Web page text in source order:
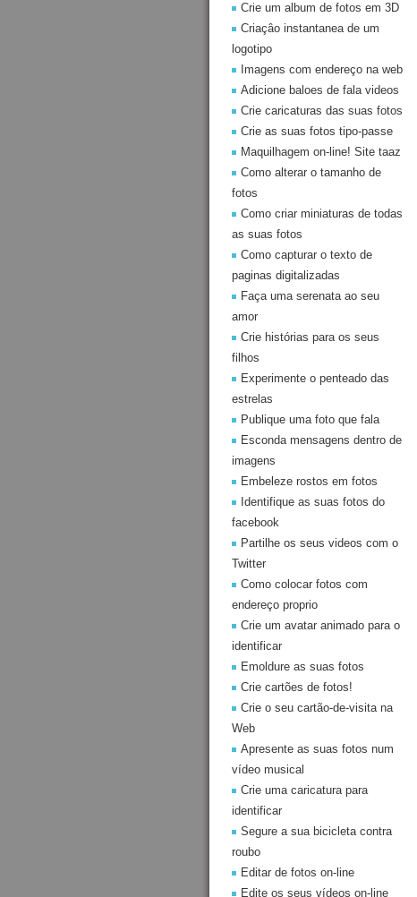
Crie um album de fotos em 3D
Criaçâo instantanea de um
logotipo
Imagens com endereço na web
Adicione baloes de fala videos
Crie caricaturas das suas fotos
Crie as suas fotos tipo-passe
Maquilhagem on-line! Site taaz
Como alterar o tamanho de
fotos
Como criar miniaturas de todas
as suas fotos
Como capturar o texto de
paginas digitalizadas
Faça uma serenata ao seu
amor
Crie histórias para os seus
filhos
Experimente o penteado das
estrelas
Publique uma foto que fala
Esconda mensagens dentro de
imagens
Embeleze rostos em fotos
Identifique as suas fotos do
facebook
Partilhe os seus videos com o
Twitter
Como colocar fotos com
endereço proprio
Crie um avatar animado para o
identificar
Emoldure as suas fotos
Crie cartões de fotos!
Crie o seu cartão-de-visita na
Web
Apresente as suas fotos num
vídeo musical
Crie uma caricatura para
identificar
Segure a sua bicicleta contra
roubo
Editar de fotos on-line
Edite os seus vídeos on-line